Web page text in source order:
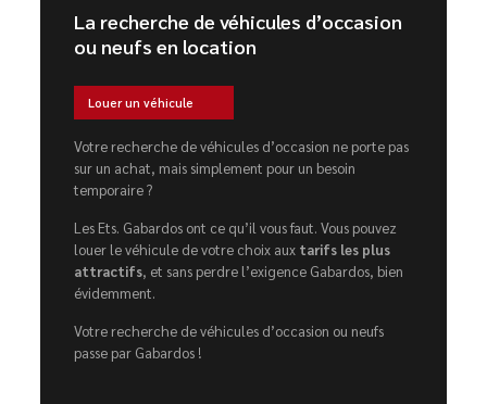
La recherche de véhicules d’occasion
ou neufs en location
Louer un véhicule
Votre recherche de véhicules d’occasion ne porte pas
sur un achat, mais simplement pour un besoin
temporaire ?
Les Ets. Gabardos ont ce qu’il vous faut. Vous pouvez
louer le véhicule de votre choix aux tarifs les plus
attractifs, et sans perdre l’exigence Gabardos, bien
évidemment.
Votre recherche de véhicules d’occasion ou neufs
passe par Gabardos !